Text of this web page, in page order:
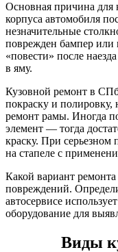
Основная причина для
корпуса автомобиля
незначительные
поврежден бампер или
«повести» после
в яму.
Кузовной ремонт в
покраску и полировку,
ремонт рамы. Иногда
элемент — тогда
краску. При серьезном
на стапеле с
Какой вариант ремонта
повреждений.
автосервисе
оборудование для
Виды